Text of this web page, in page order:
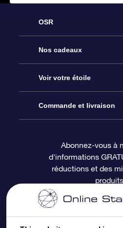
OSR
Service
À propos de l’OSR
Nous contacter
Questions fréquemment
Revues
Nos cadeaux
Cadeau d’étoile en ligne
Coffret cadeau OSR
Carte cadeau OSR
Cadeaux d’entreprise
Voir votre étoile
Registre des étoiles
Page d’accueil
Commande et livraison
Informations de paiement
Informations d’expédition
Politique de retour
Abonnez-vous à
d'informations
réductions et des
produits